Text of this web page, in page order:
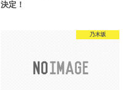
決定！
乃木坂